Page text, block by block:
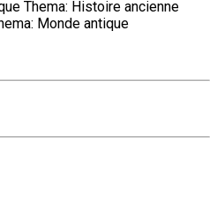
Thema: Histoire ancienne
Monde antique